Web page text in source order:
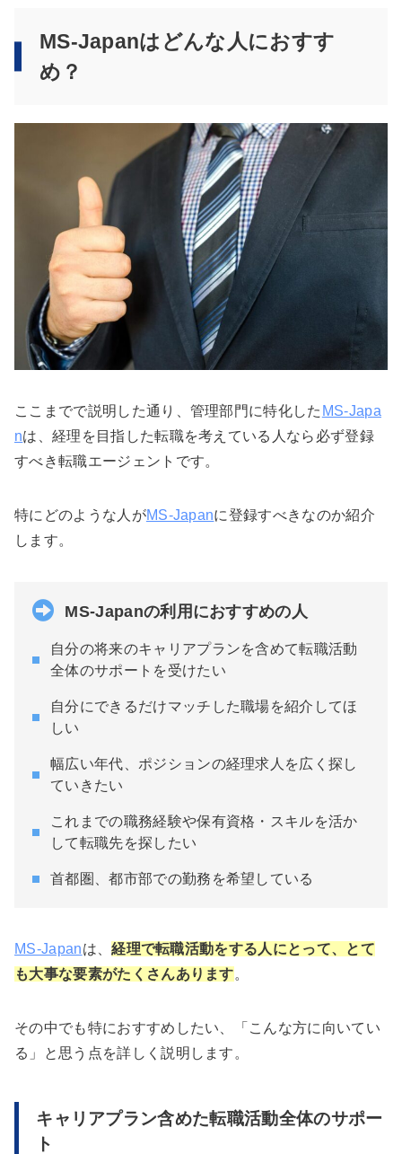
MS-Japanはどんな人におすす
め？
ここまでで説明した通り、管理部門に特化した MS-Japa
nは、経理を目指した転職を考えている人なら必ず登録
すべき転職エージェントです。
特にどのような人がMS-Japanに登録すべきなのか紹介
します。
MS-Japanの利用におすすめの人
自分の将来のキャリアプランを含めて転職活動
全体のサポートを受けたい
自分にできるだけマッチした職場を紹介してほ
しい
幅広い年代、ポジションの経理求人を広く探し
ていきたい
これまでの職務経験や保有資格・スキルを活か
して転職先を探したい
首都圏、都市部での勤務を希望している
MS-Japanは、経理で転職活動をする人にとって、とて
も大事な要素がたくさんあります。
その中でも特におすすめしたい、「こんな方に向いてい
る」と思う点を詳しく説明します。
キャリアプラン含めた転職活動全体のサポー
ト